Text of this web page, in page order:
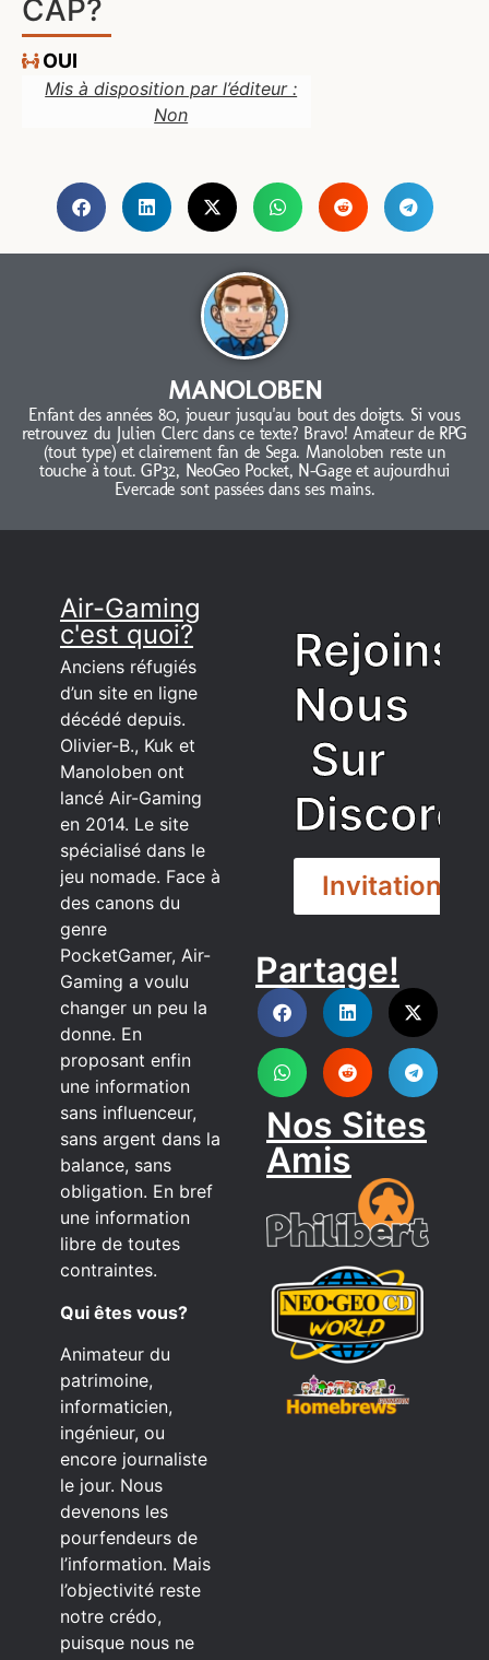
CAP?
OUI
Mis à disposition par l’éditeur :
Non
MANOLOBEN
Enfant des années 80, joueur jusqu'au bout des doigts. Si vous
retrouvez du Julien Clerc dans ce texte? Bravo! Amateur de RPG
(tout type) et clairement fan de Sega. Manoloben reste un
touche à tout. GP32, NeoGeo Pocket, N-Gage et aujourdhui
Evercade sont passées dans ses mains.
Air-Gaming
c'est quoi?
Anciens réfugiés
d’un site en ligne
décédé depuis.
Olivier-B., Kuk et
Manoloben ont
lancé Air-Gaming
en 2014. Le site
spécialisé dans le
jeu nomade. Face à
des canons du
genre
PocketGamer, Air-
Gaming a voulu
changer un peu la
donne. En
proposant enfin
une information
sans influenceur,
sans argent dans la
balance, sans
obligation. En bref
une information
libre de toutes
contraintes.
Qui êtes vous?
Animateur du
patrimoine,
informaticien,
ingénieur, ou
encore journaliste
le jour. Nous
devenons les
pourfendeurs de
l’information. Mais
l’objectivité reste
notre crédo,
puisque nous ne
Rejoins
Nous
Sur
Discord
Invitation
DISCORD
Partage!
Nos Sites
Amis